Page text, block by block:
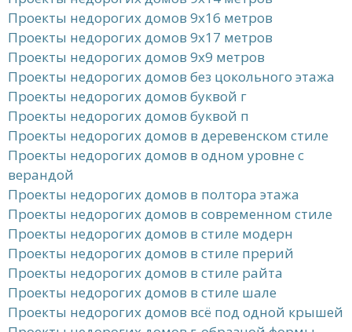
Проекты недорогих домов 9x16 метров
Проекты недорогих домов 9x17 метров
Проекты недорогих домов 9x9 метров
Проекты недорогих домов без цокольного этажа
Проекты недорогих домов буквой г
Проекты недорогих домов буквой п
Проекты недорогих домов в деревенском стиле
Проекты недорогих домов в одном уровне с
верандой
Проекты недорогих домов в полтора этажа
Проекты недорогих домов в современном стиле
Проекты недорогих домов в стиле модерн
Проекты недорогих домов в стиле прерий
Проекты недорогих домов в стиле райта
Проекты недорогих домов в стиле шале
Проекты недорогих домов всё под одной крышей